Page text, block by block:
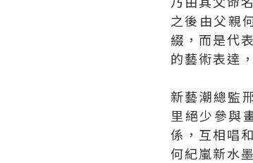
之後由父親
綴，而是代
的藝術表達
新藝潮總監
里絕少參與
係，互相唱
何紀嵐新水